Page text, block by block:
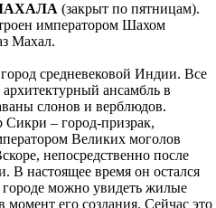
(закрыт по пятницам).
императором Шахом
Махал.
средневековой Индии. Все
ансамбль в
слонов и верблюдов.
Сикри – город-призрак,
Великих моголов
непосредственно после
В настоящее время он остался
можно увидеть жилые
его создания. Сейчас это